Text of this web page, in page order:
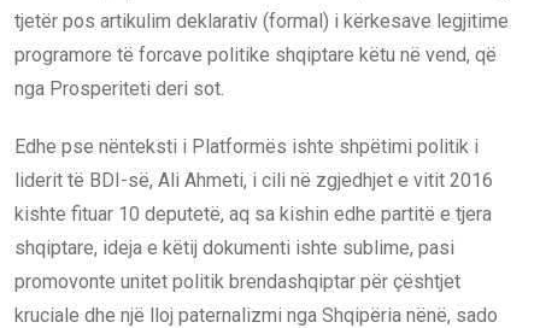
tjetër pos artikulim deklarativ (formal) i kërkesave legjitime
programore të forcave politike shqiptare këtu në vend, që
nga Prosperiteti deri sot.
Edhe pse nënteksti i Platformës ishte shpëtimi politik i
liderit të BDI-së, Ali Ahmeti, i cili në zgjedhjet e vitit 2016
kishte fituar 10 deputetë, aq sa kishin edhe partitë e tjera
shqiptare, ideja e këtij dokumenti ishte sublime, pasi
promovonte unitet politik brendashqiptar për çështjet
kruciale dhe një lloj paternalizmi nga Shqipëria nënë, sado